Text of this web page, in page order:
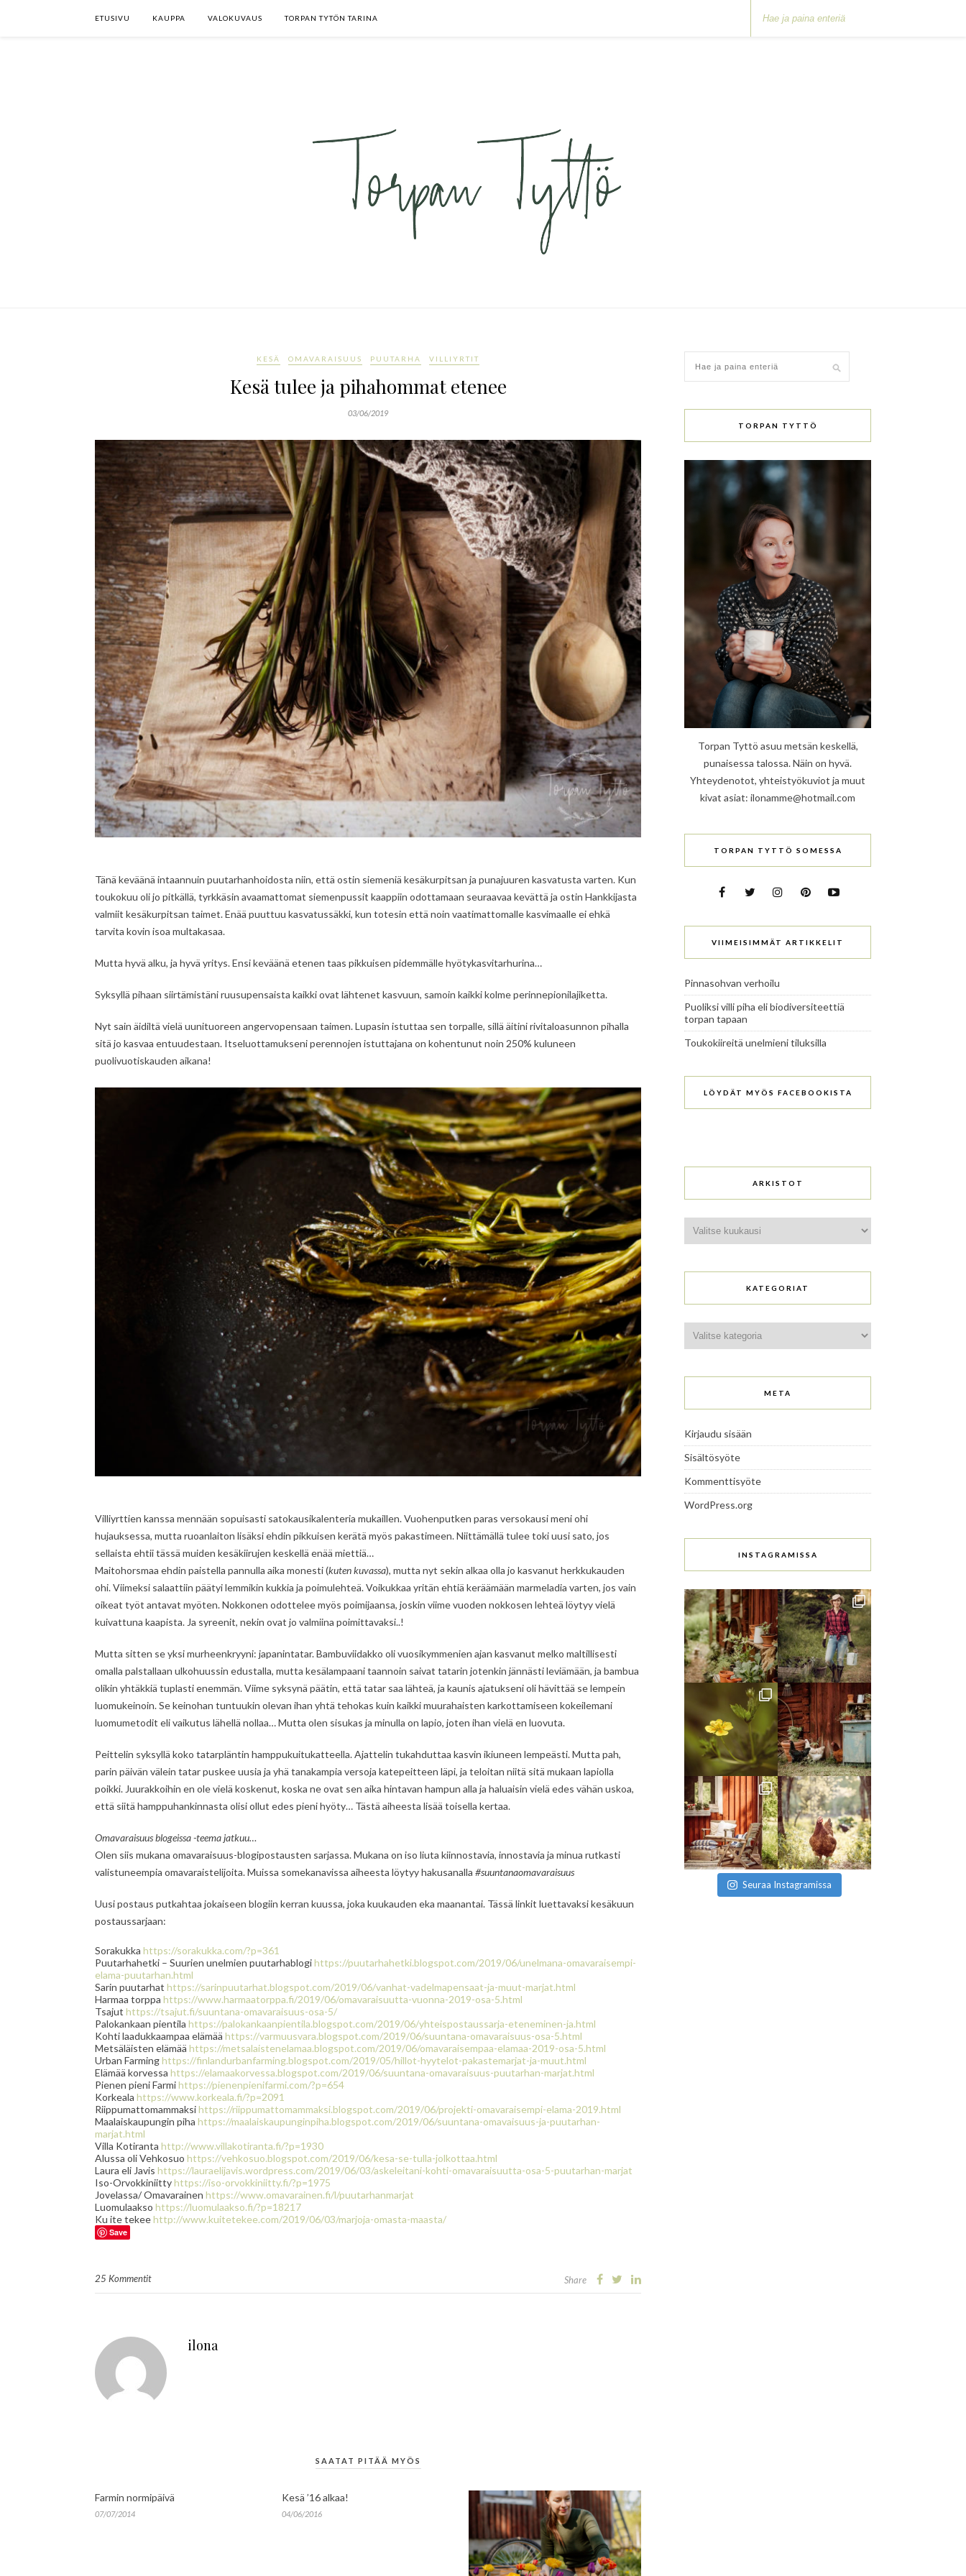
ETUSIVU KAUPPA VALOKUVAUS TORPAN TYTÖN TARINA
KESÄ OMAVARAISUUS PUUTARHA VILLIYRTIT
Kesä tulee ja pihahommat etenee
03/06/2019
Tänä keväänä intaannuin puutarhanhoidosta niin, että ostin siemeniä kesäkurpitsan ja punajuuren kasvatusta varten. Kun
toukokuu oli jo pitkällä, tyrkkäsin avaamattomat siemenpussit kaappiin odottamaan seuraavaa kevättä ja ostin Hankkijasta
valmiit kesäkurpitsan taimet. Enää puuttuu kasvatussäkki, kun totesin että noin vaatimattomalle kasvimaalle ei ehkä
tarvita kovin isoa multakasaa.
Mutta hyvä alku, ja hyvä yritys. Ensi keväänä etenen taas pikkuisen pidemmälle hyötykasvitarhurina…
Syksyllä pihaan siirtämistäni ruusupensaista kaikki ovat lähtenet kasvuun, samoin kaikki kolme perinnepionilajiketta.
Nyt sain äidiltä vielä uunituoreen angervopensaan taimen. Lupasin istuttaa sen torpalle, sillä äitini rivitaloasunnon pihalla
sitä jo kasvaa entuudestaan. Itseluottamukseni perennojen istuttajana on kohentunut noin 250% kuluneen
puolivuotiskauden aikana!
Villiyrttien kanssa mennään sopuisasti satokausikalenteria mukaillen. Vuohenputken paras versokausi meni ohi
hujauksessa, mutta ruoanlaiton lisäksi ehdin pikkuisen kerätä myös pakastimeen. Niittämällä tulee toki uusi sato, jos
sellaista ehtii tässä muiden kesäkiirujen keskellä enää miettiä…
Maitohorsmaa ehdin paistella pannulla aika monesti (kuten kuvassa), mutta nyt sekin alkaa olla jo kasvanut herkkukauden
ohi. Viimeksi salaattiin päätyi lemmikin kukkia ja poimulehteä. Voikukkaa yritän ehtiä keräämään marmeladia varten, jos vain
oikeat työt antavat myöten. Nokkonen odottelee myös poimijaansa, joskin viime vuoden nokkosen lehteä löytyy vielä
kuivattuna kaapista. Ja syreenit, nekin ovat jo valmiina poimittavaksi..!
Mutta sitten se yksi murheenkryyni: japanintatar. Bambuviidakko oli vuosikymmenien ajan kasvanut melko maltillisesti
omalla palstallaan ulkohuussin edustalla, mutta kesälampaani taannoin saivat tatarin jotenkin jännästi leviämään, ja bambua
olikin yhtäkkiä tuplasti enemmän. Viime syksynä päätin, että tatar saa lähteä, ja kaunis ajatukseni oli hävittää se lempein
luomukeinoin. Se keinohan tuntuukin olevan ihan yhtä tehokas kuin kaikki muurahaisten karkottamiseen kokeilemani
luomumetodit eli vaikutus lähellä nollaa… Mutta olen sisukas ja minulla on lapio, joten ihan vielä en luovuta.
Peittelin syksyllä koko tatarpläntin hamppukuitukatteella. Ajattelin tukahduttaa kasvin ikiuneen lempeästi. Mutta pah,
parin päivän välein tatar puskee uusia ja yhä tanakampia versoja katepeitteen läpi, ja teloitan niitä sitä mukaan lapiolla
poikki. Juurakkoihin en ole vielä koskenut, koska ne ovat sen aika hintavan hampun alla ja haluaisin vielä edes vähän uskoa,
että siitä hamppuhankinnasta olisi ollut edes pieni hyöty… Tästä aiheesta lisää toisella kertaa.
Omavaraisuus blogeissa -teema jatkuu…
Olen siis mukana omavaraisuus-blogipostausten sarjassa. Mukana on iso liuta kiinnostavia, innostavia ja minua rutkasti
valistuneempia omavaraistelijoita. Muissa somekanavissa aiheesta löytyy hakusanalla #suuntanaomavaraisuus
Uusi postaus putkahtaa jokaiseen blogiin kerran kuussa, joka kuukauden eka maanantai. Tässä linkit luettavaksi kesäkuun
postaussarjaan:
Sorakukka https://sorakukka.com/?p=361
Puutarhahetki – Suurien unelmien puutarhablogihttps://puutarhahetki.blogspot.com/2019/06/unelmana-omavaraisempi-
elama-puutarhan.html
Sarin puutarhat https://sarinpuutarhat.blogspot.com/2019/06/vanhat-vadelmapensaat-ja-muut-marjat.html
Harmaa torppa https://www.harmaatorppa.fi/2019/06/omavaraisuutta-vuonna-2019-osa-5.html
Tsajut https://tsajut.fi/suuntana-omavaraisuus-osa-5/
Palokankaan pientila https://palokankaanpientila.blogspot.com/2019/06/yhteispostaussarja-eteneminen-ja.html
Kohti laadukkaampaa elämää https://varmuusvara.blogspot.com/2019/06/suuntana-omavaraisuus-osa-5.html
Metsäläisten elämää https://metsalaistenelamaa.blogspot.com/2019/06/omavaraisempaa-elamaa-2019-osa-5.html
Urban Farminghttps://finlandurbanfarming.blogspot.com/2019/05/hillot-hyytelot-pakastemarjat-ja-muut.html
Elämää korvessa https://elamaakorvessa.blogspot.com/2019/06/suuntana-omavaraisuus-puutarhan-marjat.html
Pienen pieni Farmihttps://pienenpienifarmi.com/?p=654
Korkeala https://www.korkeala.fi/?p=2091
Riippumattomammaksihttps://riippumattomammaksi.blogspot.com/2019/06/projekti-omavaraisempi-elama-2019.html
Maalaiskaupungin piha https://maalaiskaupunginpiha.blogspot.com/2019/06/suuntana-omavaisuus-ja-puutarhan-
marjat.html
Villa Kotiranta http://www.villakotiranta.fi/?p=1930
Alussa oli Vehkosuo https://vehkosuo.blogspot.com/2019/06/kesa-se-tulla-jolkottaa.html
Laura eli Javis https://lauraelijavis.wordpress.com/2019/06/03/askeleitani-kohti-omavaraisuutta-osa-5-puutarhan-marjat
Iso-Orvokkiniittyhttps://iso-orvokkiniitty.fi/?p=1975
Jovelassa/ Omavarainen https://www.omavarainen.fi/l/puutarhanmarjat
Luomulaakso https://luomulaakso.fi/?p=18217
Ku ite tekeehttp://www.kuitetekee.com/2019/06/03/marjoja-omasta-maasta/
Save
25 Kommentit Share
ilona
SAATAT PITÄÄ MYÖS
Farmin normipäivä
07/07/2014
Kesä ’16 alkaa!
04/06/2016
TORPAN TYTTÖ
Torpan Tyttö asuu metsän keskellä,
punaisessa talossa. Näin on hyvä.
Yhteydenotot, yhteistyökuviot ja muut
kivat asiat: ilonamme@hotmail.com
TORPAN TYTTÖ SOMESSA
VIIMEISIMMÄT ARTIKKELIT
Pinnasohvan verhoilu
Puoliksi villi piha eli biodiversiteettiä
torpan tapaan
Toukokiireitä unelmieni tiluksilla
LÖYDÄT MYÖS FACEBOOKISTA
ARKISTOT
KATEGORIAT
META
Kirjaudu sisään
Sisältösyöte
Kommenttisyöte
WordPress.org
INSTAGRAMISSA
Seuraa Instagramissa